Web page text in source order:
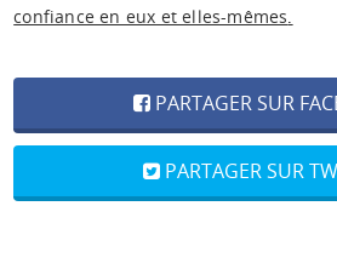
confiance en eux et elles-mêmes
PARTAGER SUR
PARTAGER SUR